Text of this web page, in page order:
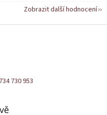
Zobrazit další hodnocení
730 953